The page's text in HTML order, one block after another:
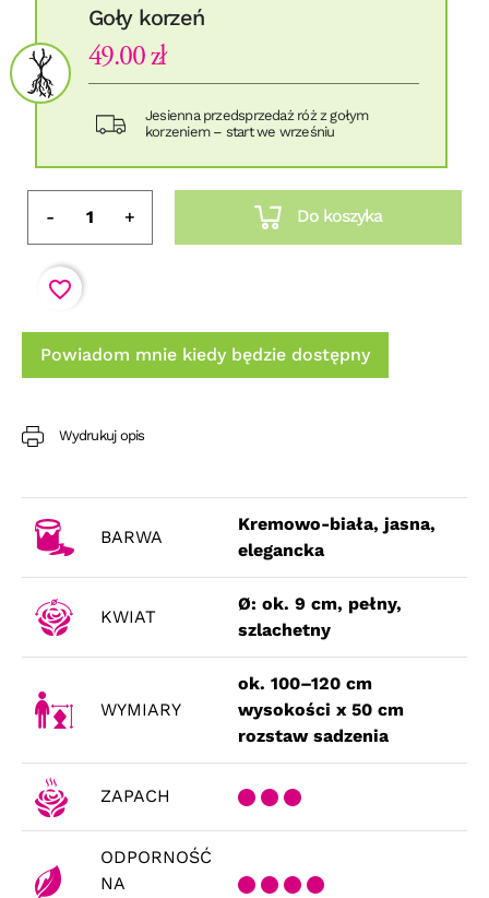
Goły korzeń
49.00 zł
Jesienna przedsprzedaż róż z gołym
korzeniem – start we wrześniu
Do koszyka
- +
favorite_border
Powiadom mnie kiedy będzie dostępny
Wydrukuj opis
BARWA
Kremowo-biała, jasna,
elegancka
KWIAT
Ø: ok. 9 cm, pełny,
szlachetny
WYMIARY
ok. 100–120 cm
wysokości x 50 cm
rozstaw sadzenia
ZAPACH
ODPORNOŚĆ
NA